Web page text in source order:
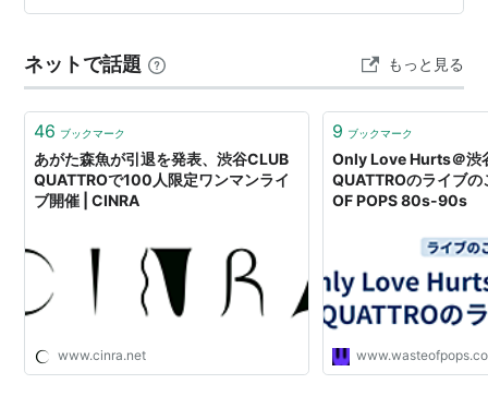
ちに届く「青すぎる空」夏を感じるこの季節にぶち込ん
点36℃」の出だし。「後手にバタンとドアを閉めて～」
を「後手にバタンとドアを開け…
ネットで話題 もっと見る
46 ブックマーク
あがた森魚が引退を発表、渋谷CLUB
QUATTROで100人限定ワンマンライ
ブ開催 | CINRA
www.cinra.net
9 ブックマーク
Only Love Hurts＠渋
QUATTROのライブ
OF POPS 80s-90s